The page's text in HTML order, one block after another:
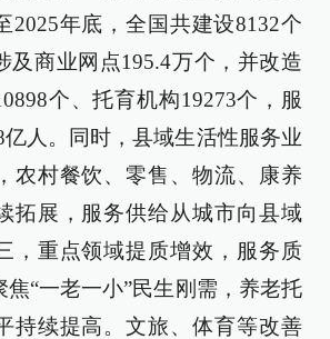
2025年底，全国共建设8132个
及商业网点195.4万个，并改造
个、托育机构19273个，服
人。同时，县域生活性服务业
农村餐饮、零售、物流、康养
拓展，服务供给从城市向县域
，重点领域提质增效，服务质
“一老一小”民生刚需，养老托
持续提高。文旅、体育等改善